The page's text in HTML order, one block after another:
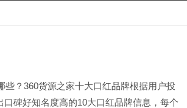
些？360货源之家十大口红品牌根据用户投
口碑好知名度高的10大口红品牌信息，每个